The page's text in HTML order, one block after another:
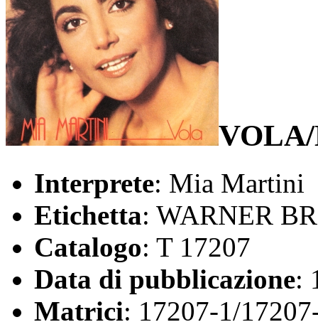
Interprete: Mia Martini
Etichetta: WARNER
Catalogo: T 17207
Data di pubblicazione:
Matrici: 17207-1/